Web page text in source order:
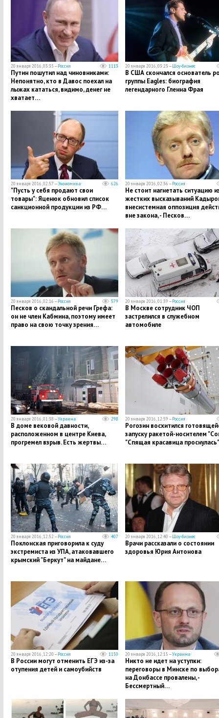
20 января 2016, 03:35 —Россия 1113
Путин пошутил над чиновниками:
Непонятно, кто в Давос поехал на
лыжах кататься, видимо, денег не
хватает…
20 января 2016, 03:23 —Шоу-бизнес
В США скончался основатель
группы Eagles: биография
легендарного Гленна Фрая
20 января 2016, 02:57 —Экономика 626
"Пусть у себя продают свои
товары": Яценюк обновил список
санкционной продукции из РФ…
20 января 2016, 02:36 —Россия
Не стоит нагнетать ситуацию
жестких высказываний
внесистемная оппозиция
вне закона, - Песков…
20 января 2016, 02:16 —Россия 579
Песков о скандальной речи Грефа:
он не член Кабмина, поэтому имеет
право на свою точку зрения…
20 января 2016, 01:39 —Россия
В Москве сотрудник ЧОП
застрелился в служебном
автомобиле
20 января 2016, 01:38 —Украина 298
В доме вековой давности,
расположенном в центре Киева,
прогремел взрыв. Есть жертвы…
20 января 2016, 12:59 —Россия
Рогозин восхитился
запуску ракетой-носителем
"Спящая красавица
20 января 2016, 12:52 —Россия 407
Поклонская приговорила к суду
экстремиста из УПА, атаковавшего
крымский "Беркут" на майдане…
20 января 2016, 12:40 —Шоу-бизнес
Врачи рассказали о состоянии
здоровья Юрия Антонова
20 января 2016, 12:20 —Россия 1150
В России могут отменить ЕГЭ из-за
отупения детей и самоубийств
20 января 2016, 12:15 —Украина
Никто не идет на уступки:
переговоры в Минске по
на Донбассе провалены, -
Бессмертный…